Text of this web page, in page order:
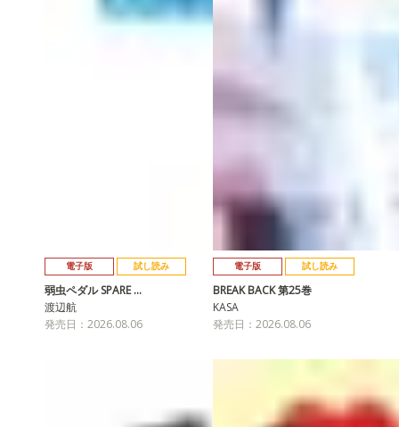
電子版 試し読み
弱虫ペダル SPARE …
渡辺航
発売日：2026.08.06
電子版 試し読み
BREAK BACK 第25巻
KASA
発売日：2026.08.06